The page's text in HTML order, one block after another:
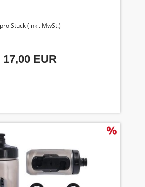
pro Stück (inkl. MwSt.)
17,00 EUR